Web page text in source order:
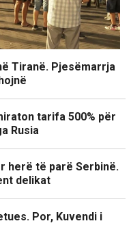
Tiranë. Pjesëmarrja
tarifa 500% për
Rusia
herë të parë Serbinë.
delikat
Por, Kuvendi i